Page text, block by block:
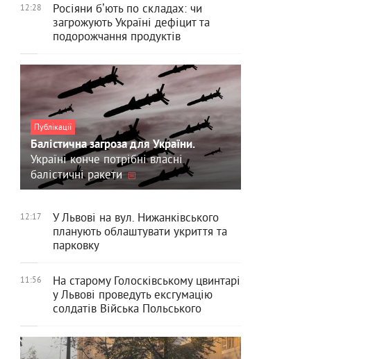
12:28
Росіяни бʼють по складах: чи
загрожують Україні дефіцит та
подорожчання продуктів
Публікації
Балістична загроза для України.
Україні конче потрібні власні
балістичні ракети
12:17
У Львові на вул. Нижанківського
планують облаштувати укриття та
парковку
11:56
На старому Голосківському цвинтарі
у Львові проведуть ексгумацію
солдатів Війська Польського